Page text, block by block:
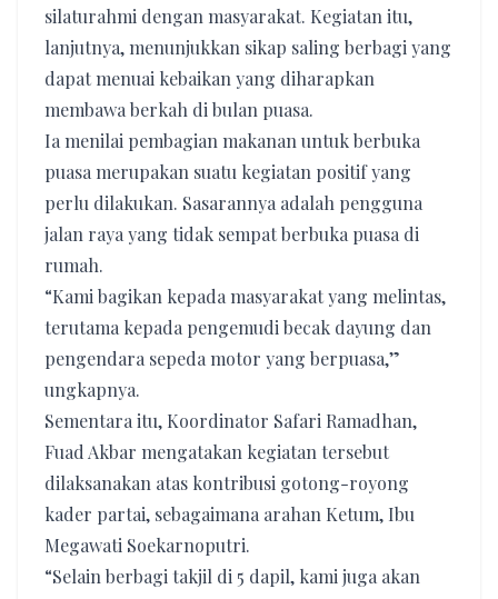
silaturahmi dengan masyarakat. Kegiatan itu,
lanjutnya, menunjukkan sikap saling berbagi yang
dapat menuai kebaikan yang diharapkan
membawa berkah di bulan puasa.
Ia menilai pembagian makanan untuk berbuka
puasa merupakan suatu kegiatan positif yang
perlu dilakukan. Sasarannya adalah pengguna
jalan raya yang tidak sempat berbuka puasa di
rumah.
“Kami bagikan kepada masyarakat yang melintas,
terutama kepada pengemudi becak dayung dan
pengendara sepeda motor yang berpuasa,”
ungkapnya.
Sementara itu, Koordinator Safari Ramadhan,
Fuad Akbar mengatakan kegiatan tersebut
dilaksanakan atas kontribusi gotong-royong
kader partai, sebagaimana arahan Ketum, Ibu
Megawati Soekarnoputri.
“Selain berbagi takjil di 5 dapil, kami juga akan